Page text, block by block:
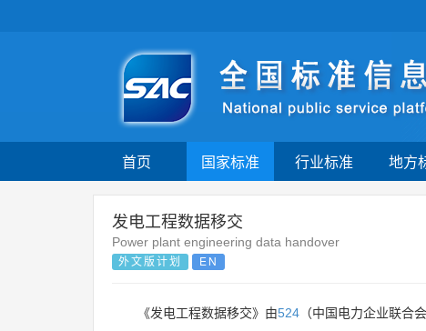
首页 国家标准 行业标准 地方
发电工程数据移交
Power plant engineering data handover
外文版计划 EN
《发电工程数据移交》由524 （中国电力企业联合